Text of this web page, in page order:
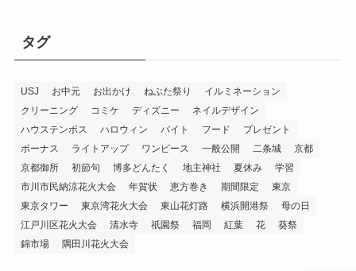
タグ
USJ お中元 お出かけ ねぶた祭り
イルミネーション
クリーニング
コミケ ディズニー
ネイルデザイン
ハウステンボス
ハロウィン バイト フード
プレゼント
ボーナス
ライトアップ ワンピース 一般公開 二条城
京都
京都御所
初節句 博多どんたく 地主神社 夏休み
学習
市川市民納涼花火大会
年賀状 恵方巻き 期間限定
東京
東京タワー
東京湾花火大会 東山花灯路 横浜開港祭
母の日
江戸川区花火大会
清水寺 祇園祭 福岡 紅葉 花
葵祭
錦市場
隅田川花火大会